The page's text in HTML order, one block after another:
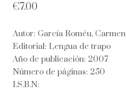
€7.00
Autor: García Roméu, Carmen
Editorial: Lengua de trapo
Año de publicación: 2007
Número de páginas: 250
I.S.B.N: